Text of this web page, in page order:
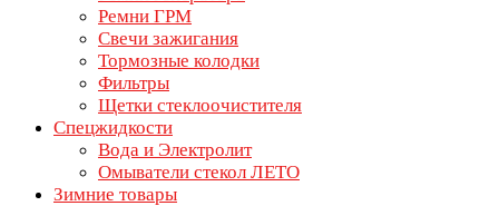
Ремни ГРМ
Свечи зажигания
Тормозные колодки
Фильтры
Щетки стеклоочистителя
Спецжидкости
Вода и Электролит
Омыватели стекол ЛЕТО
Зимние товары